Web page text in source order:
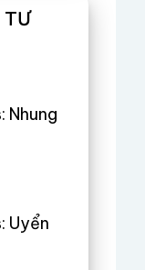
TƯ
Nhung
Uyển